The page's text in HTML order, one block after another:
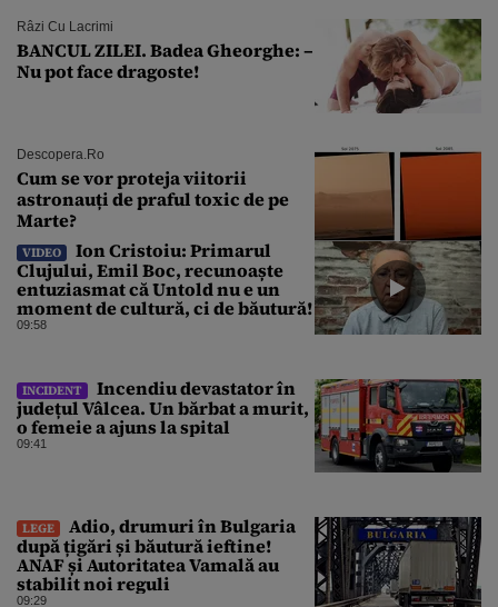
Râzi Cu Lacrimi
BANCUL ZILEI. Badea Gheorghe: –
Nu pot face dragoste!
Descopera.ro
Cum se vor proteja viitorii
astronauți de praful toxic de pe
Marte?
VIDEO
Ion Cristoiu: Primarul
Clujului, Emil Boc, recunoaște
entuziasmat că Untold nu e un
moment de cultură, ci de băutură!
09:58
INCIDENT
Incendiu devastator în
județul Vâlcea. Un bărbat a murit,
o femeie a ajuns la spital
09:41
LEGE
Adio, drumuri în Bulgaria
după țigări și băutură ieftine!
ANAF și Autoritatea Vamală au
stabilit noi reguli
09:29